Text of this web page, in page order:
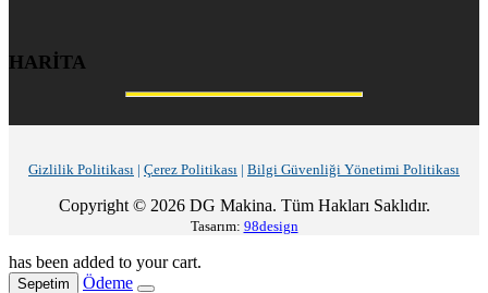
HARİTA
Gizlilik Politikası | Çerez Politikası | Bilgi Güvenliği Yönetimi Politikası
Copyright © 2026 DG Makina. Tüm Hakları Saklıdır.
Tasarım: 98design
has been added to your cart.
Sepetim Ödeme